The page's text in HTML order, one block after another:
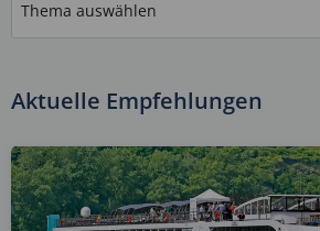
Aktuelle Empfehlungen